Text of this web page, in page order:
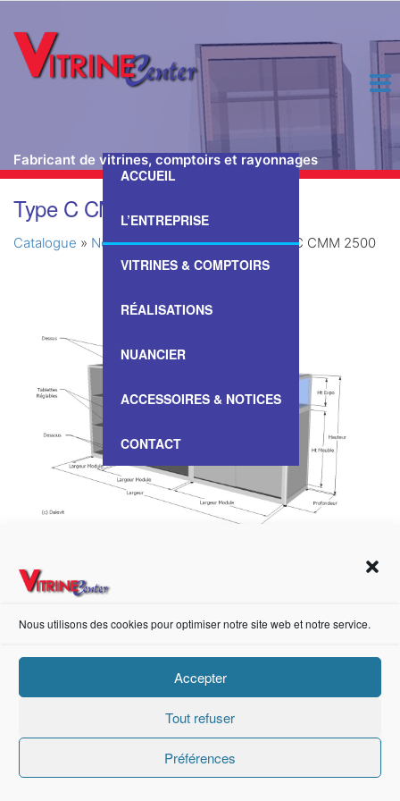
Nous utilisons des cookies pour optimiser notre site web et notre service.
Accepter
Tout refuser
Préférences
Fabricant de vitrines, comptoirs et rayonnages
ACCUEIL
L’ENTREPRISE
VITRINES & COMPTOIRS
RÉALISATIONS
NUANCIER
ACCESSOIRES & NOTICES
CONTACT
Type C CMM 2500
Catalogue » Nos Vitrines & Comptoirs»Type C CMM 2500
https://fr-fr.facebook.com/pages/category/Metal-Supplier/Vitrine-Center-1847745018840053/
Création de sites internet Advanced Informatique © 2021.